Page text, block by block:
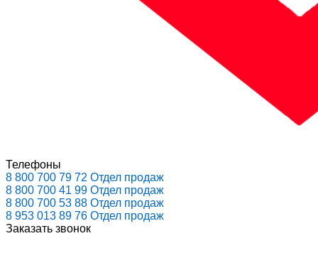
Телефоны
8 800 700 79 72 Отдел продаж
8 800 700 41 99 Отдел продаж
8 800 700 53 88 Отдел продаж
8 953 013 89 76 Отдел продаж
Заказать звонок